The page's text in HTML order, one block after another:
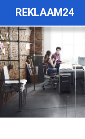
REKLAAM24